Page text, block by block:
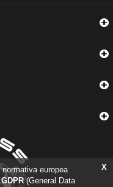
X
europea
GDPR(General Data